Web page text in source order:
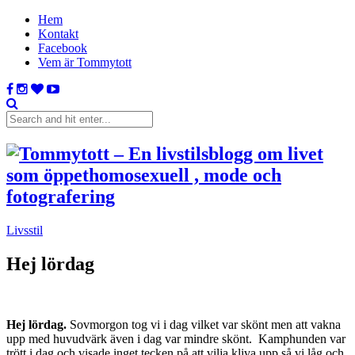
Hem
Kontakt
Facebook
Vem är Tommytott
Livsstil
Hej lördag
Hej lördag. Sovmorgon tog vi i dag vilket var skönt men att vakna
upp med huvudvärk även i dag var mindre skönt. Kamphunden var